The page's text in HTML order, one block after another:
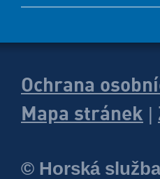
Ochrana
Mapa stránek
© Horská